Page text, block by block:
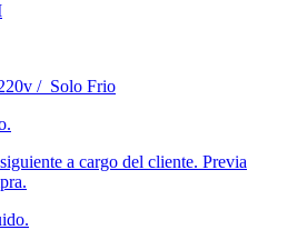
/ Solo Frio
a cargo del cliente. Previa